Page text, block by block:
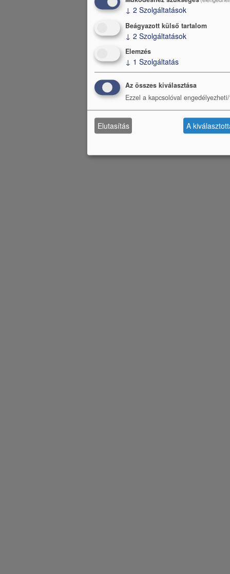
↓ 2 Szolgáltatások
Beágyazott külső tartalom
↓ 2 Szolgáltatások
Elemzés
↓ 1 Szolgáltatás
Az összes kiválasztása
Ezzel a kapcsolóval
Elutasítás A